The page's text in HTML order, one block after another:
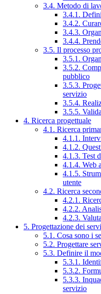
3.4. Metodo di
3.4.1.
3.4.2.
3.4.3.
3.4.4.
3.5. Il processo
3.5.1.
3.5.2.
pubblico
3.5.3.
servizio
3.5.4.
3.5.5.
4. Ricerca progettuale
4.1. Ricerca
4.1.1.
4.1.2.
4.1.3. Test
4.1.4. Web
4.1.5.
utente
4.2. Ricerca
4.2.1.
4.2.2.
4.2.3.
5. Progettazione dei
5.1. Cosa sono i
5.2. Progettare
5.3. Definire il
5.3.1.
5.3.2.
5.3.3.
servizio